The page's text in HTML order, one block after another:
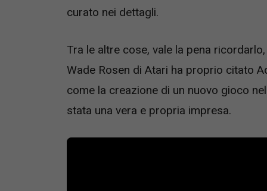
curato nei dettagli.
Tra le altre cose, vale la pena
Wade Rosen di Atari ha proprio citato
come la creazione di un nuovo gioco
stata una vera e propria impresa.